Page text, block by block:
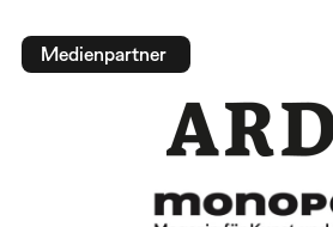
Medienpartner